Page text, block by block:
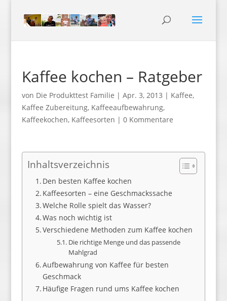
Kaffee kochen – Ratgeber
von Die Produkttest Familie | Apr. 3, 2013 | Kaffee,
Kaffee Zubereitung, Kaffeeaufbewahrung,
Kaffeekochen, Kaffeesorten | 0 Kommentare
Inhaltsverzeichnis
Den besten Kaffee kochen
Kaffeesorten – eine Geschmackssache
Welche Rolle spielt das Wasser?
Was noch wichtig ist
Verschiedene Methoden zum Kaffee kochen
Die richtige Menge und das passende
Mahlgrad
Aufbewahrung von Kaffee für besten
Geschmack
Häufige Fragen rund ums Kaffee kochen